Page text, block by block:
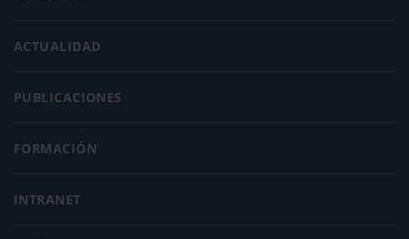
ACTUALIDAD
PUBLICACIONES
FORMACIÓN
INTRANET